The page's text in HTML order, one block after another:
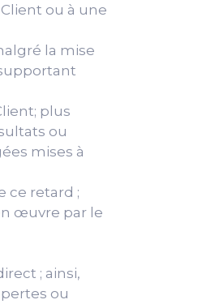
ou à une
la mise
plus
ou
mises à
ce retard ;
œuvre par le
; ainsi,
ou